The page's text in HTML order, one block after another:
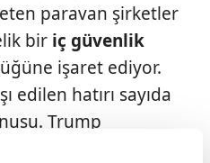
paravan şirketler
bir iç güvenlik
işaret ediyor.
edilen hatırı sayıda
Trump